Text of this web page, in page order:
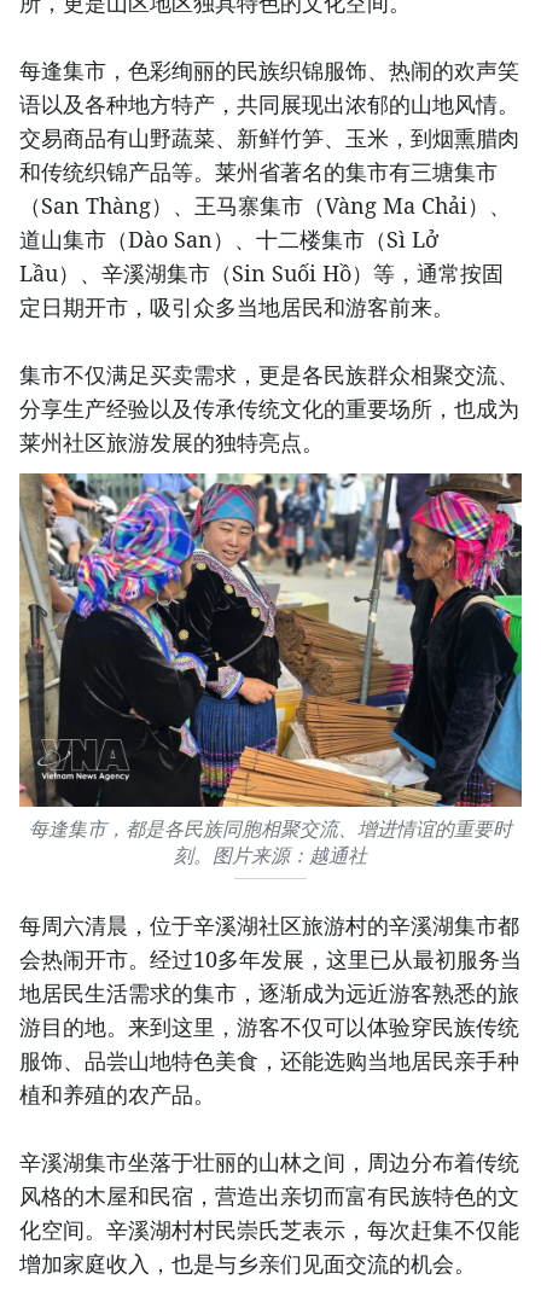
每逢集市，色彩绚丽的民族织锦服饰、热闹的欢声笑
语以及各种地方特产，共同展现出浓郁的山地风情。
交易商品有山野蔬菜、新鲜竹笋、玉米，到烟熏腊肉
和传统织锦产品等。莱州省著名的集市有三塘集市
（San Thàng）、王马寨集市（Vàng Ma Chải）、
道山集市（Dào San）、十二楼集市（Sì Lở
Lầu）、辛溪湖集市（Sin Suối Hồ）等，通常按固
定日期开市，吸引众多当地居民和游客前来。
集市不仅满足买卖需求，更是各民族群众相聚交流、
分享生产经验以及传承传统文化的重要场所，也成为
莱州社区旅游发展的独特亮点。
每逢集市，都是各民族同胞相聚交流、增进情谊的重要时
刻。图片来源：越通社
每周六清晨，位于辛溪湖社区旅游村的辛溪湖集市都
会热闹开市。经过10多年发展，这里已从最初服务当
地居民生活需求的集市，逐渐成为远近游客熟悉的旅
游目的地。来到这里，游客不仅可以体验穿民族传统
服饰、品尝山地特色美食，还能选购当地居民亲手种
植和养殖的农产品。
辛溪湖集市坐落于壮丽的山林之间，周边分布着传统
风格的木屋和民宿，营造出亲切而富有民族特色的文
化空间。辛溪湖村村民崇氏芝表示，每次赶集不仅能
增加家庭收入，也是与乡亲们见面交流的机会。